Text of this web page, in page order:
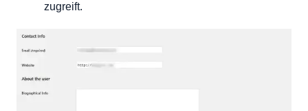
zugreift.